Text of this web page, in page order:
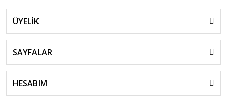
ÜYELİK
SAYFALAR
HESABIM